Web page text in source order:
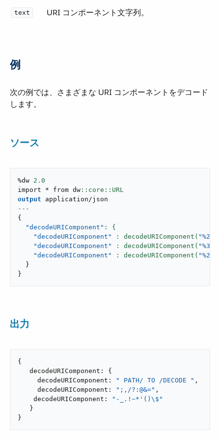
text URI コンポーネント文字列。
例
次の例では、さまざまな URI コンポーネントをデコード
します。
ソース
%dw 2.0
import * from dw
output
application/json
---
{
"decodeURIComponent"
"decodeURIComponent"
: decodeURIComponent(
"decodeURIComponent"
: decodeURIComponent(
"decodeURIComponent"
: decodeURIComponent(
}
}
出力
{
   decodeURIComponent: {
     decodeURIComponent:
" PATH/ TO /DECODE " ,
     decodeURIComponent:
";,/?:@&=" ,
    decodeURIComponent:
"-_.!~*'()\$"
   }
}